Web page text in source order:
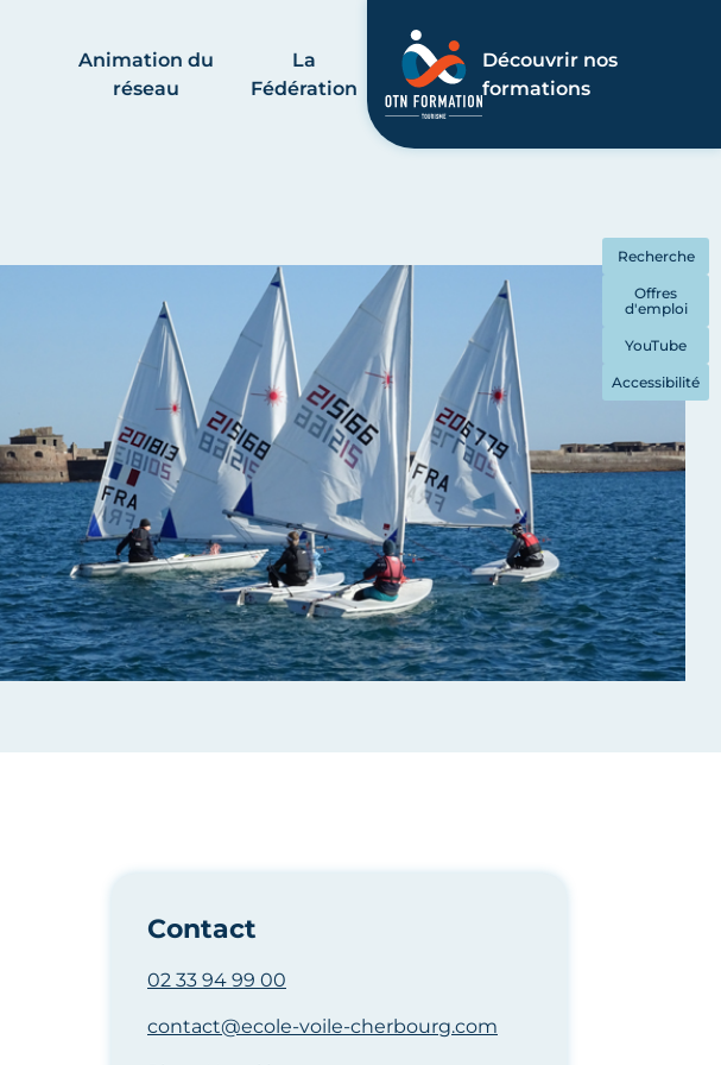
Animation du
réseau
La
Fédération
Découvrir nos
formations
Contact
02 33 94 99 00
contact@ecole-voile-cherbourg.com
Recherche
Offres
d'emploi
YouTube
Accessibilité